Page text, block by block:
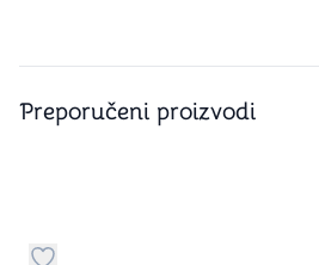
Preporučeni proizvodi